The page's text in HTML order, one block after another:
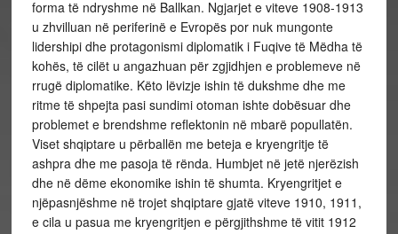
forma të ndryshme në Ballkan. Ngjarjet e viteve 1908-1913
u zhvilluan në periferinë e Evropës por nuk mungonte
lidershipi dhe protagonismi diplomatik i Fuqive të Mëdha të
kohës, të cilët u angazhuan për zgjidhjen e problemeve në
rrugë diplomatike. Këto lëvizje ishin të dukshme dhe me
ritme të shpejta pasi sundimi otoman ishte dobësuar dhe
problemet e brendshme reflektonin në mbarë popullatën.
Viset shqiptare u përballën me beteja e kryengritje të
ashpra dhe me pasoja të rënda. Humbjet në jetë njerëzish
dhe në dëme ekonomike ishin të shumta. Kryengritjet e
njëpasnjëshme në trojet shqiptare gjatë viteve 1910, 1911,
e cila u pasua me kryengritjen e përgjithshme të vitit 1912